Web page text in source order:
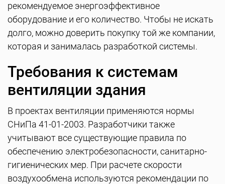
рекомендуемое энергоэффективное
оборудование и его количество. Чтобы не искать
долго, можно доверить покупку той же компании,
которая и занималась разработкой системы.
Требования к системам
вентиляции здания
В проектах вентиляции применяются нормы
СНиПа 41-01-2003. Разработчики также
учитывают все существующие правила по
обеспечению электробезопасности, санитарно-
гигиенических мер. При расчете скорости
воздухообмена используются рекомендации по